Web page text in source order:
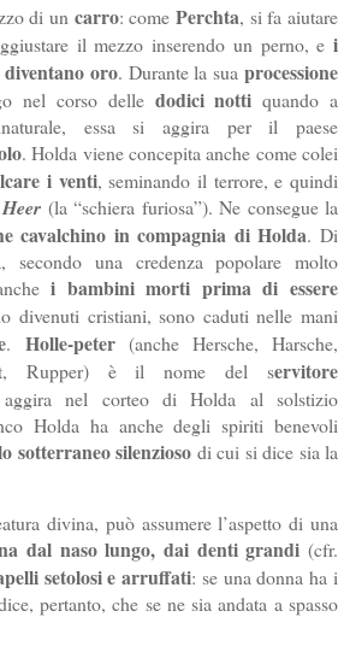
di un carro: comePerchta, si fa aiutare
il mezzo inserendo un perno, e i
oro. Durante la suaprocessione
nel corso delledodici notti quando a
essa si aggira per il paese
. Holda viene concepita anche come colei
i venti, seminando il terrore, e quindi
(la “schiera furiosa”). Ne consegue la
cavalchino in compagnia di Holda. Di
secondo una credenza popolare molto
i bambini morti prima di essere
divenuti cristiani, sono caduti nelle mani
. Holle-peter(anche Hersche, Harsche,
Rupper) è il nome del servitore
nel corteo di Holda al solstizio
Holda ha anche degli spiriti benevoli
sotterraneo silenzioso di cui si dice sia la
divina, può assumere l’aspetto di una
dal naso lungo, dai denti grandi (cfr.
setolosi e arruffati: se una donna ha i
pertanto, che se ne sia andata a spasso